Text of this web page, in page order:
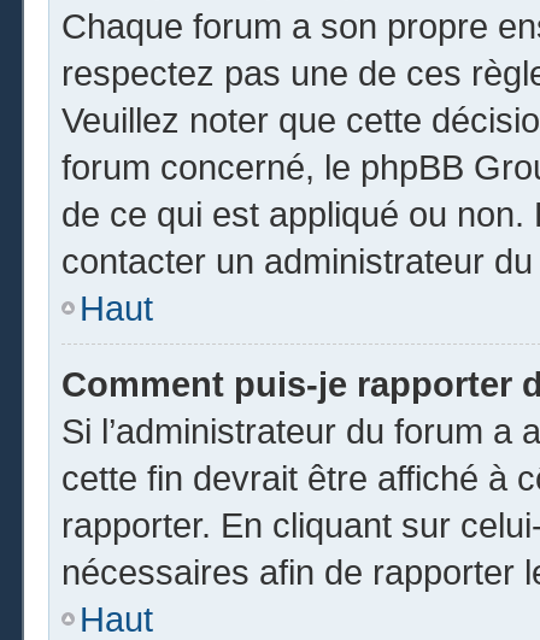
Chaque forum a son propre
respectez pas une de ces
Veuillez noter que cette
forum concerné, le phpBB
de ce qui est appliqué ou non.
contacter un administrateur
Haut
Comment puis-je rapporter
Si l’administrateur du forum a
cette fin devrait être affiché à
rapporter. En cliquant sur
nécessaires afin de rapporter
Haut